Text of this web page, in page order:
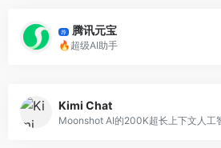
荐 腾讯元宝
🔥超级AI助手
Kimi Chat
Moonshot AI的200K超长上下文人工